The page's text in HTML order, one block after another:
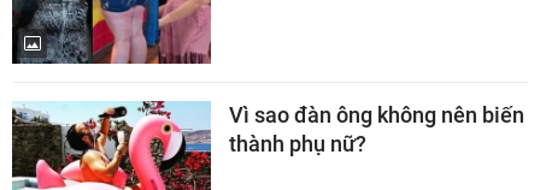
Vì sao đàn ông không nên biến
thành phụ nữ?